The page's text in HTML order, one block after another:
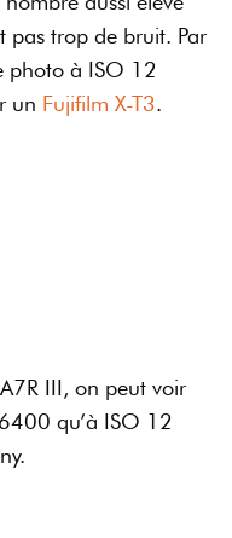
qu’à ISO 12
la regardez en
vous transformez
résultat sera quand